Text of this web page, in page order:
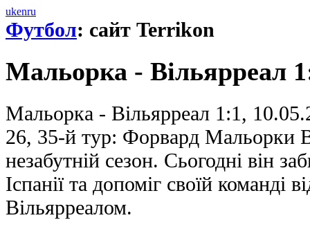
ukenru
Футбол: сайт Terrikon
Мальорка - Вільярреал
Мальорка - Вільярреал 1:1,
26, 35-й тур: Форвард Мальорки
незабутній сезон. Сьогодні він
Іспанії та допоміг своїй команді
Вільярреалом.